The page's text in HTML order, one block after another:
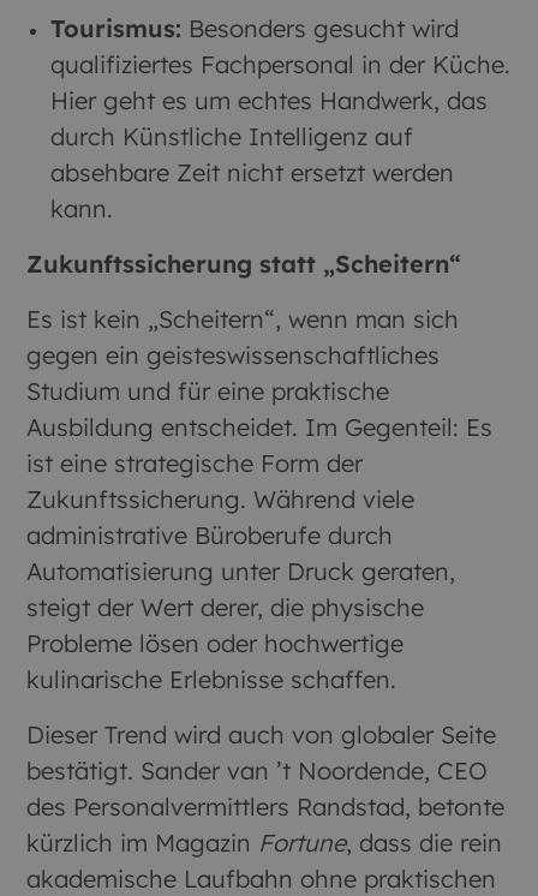
Tourismus: Besonders gesucht wird
qualifiziertes Fachpersonal in der Küche.
Hier geht es um echtes Handwerk, das
durch Künstliche Intelligenz auf
absehbare Zeit nicht ersetzt werden
kann.
Zukunftssicherung statt „Scheitern“
Es ist kein „Scheitern“, wenn man sich
gegen ein geisteswissenschaftliches
Studium und für eine praktische
Ausbildung entscheidet. Im Gegenteil: Es
ist eine strategische Form der
Zukunftssicherung. Während viele
administrative Büroberufe durch
Automatisierung unter Druck geraten,
steigt der Wert derer, die physische
Probleme lösen oder hochwertige
kulinarische Erlebnisse schaffen.
Dieser Trend wird auch von globaler Seite
bestätigt. Sander van ’t Noordende, CEO
des Personalvermittlers Randstad, betonte
kürzlich im Magazin Fortune, dass die rein
akademische Laufbahn ohne praktischen